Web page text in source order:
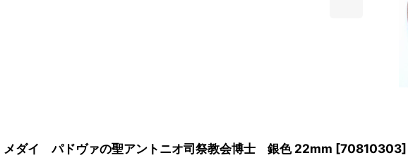
メダイ パドヴァの聖アントニオ司祭教会博士 銀色 22mm [70810303]